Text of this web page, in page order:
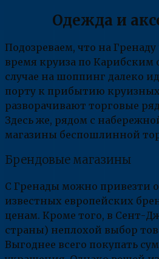
Одежда и
Подозреваем, что на Гренаду
время круиза по Карибским
случае на шоппинг далеко
порту к прибытию
разворачивают торговые
Здесь же, рядом с
магазины беспошлинной
Брендовые магазины
С Гренады можно привезти
известных европейских
ценам. Кроме того, в Сент-
страны) неплохой выбор
Выгоднее всего покупать